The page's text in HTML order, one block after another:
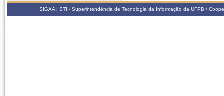
SIGAA | STI - Superintendência de Tecnologia da Informação da UFPB /